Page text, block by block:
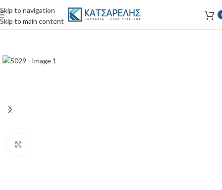
Skip to navigation
Skip to main content